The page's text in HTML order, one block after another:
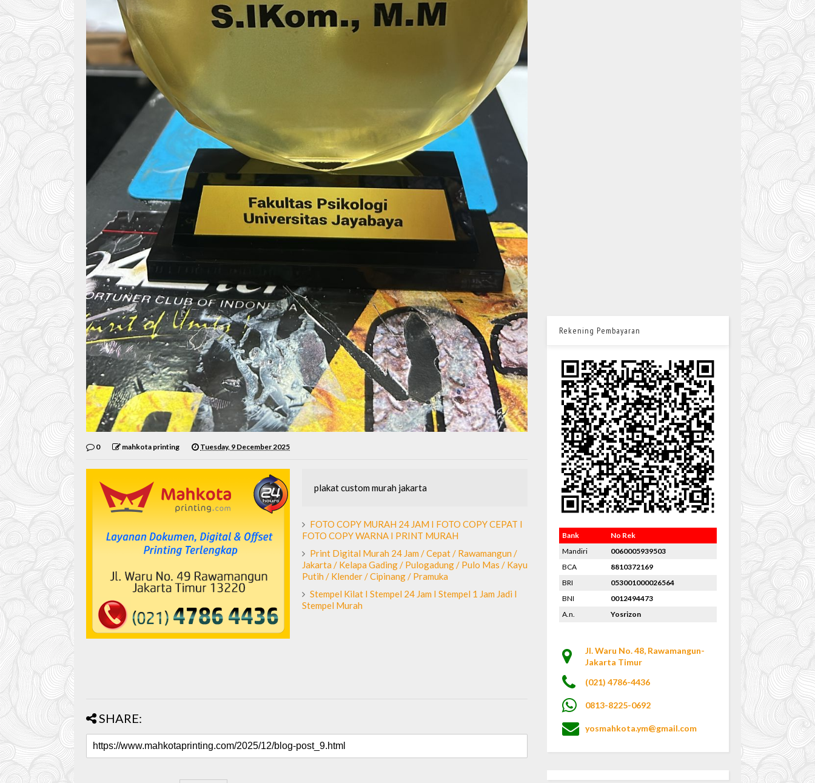
0 mahkota printing Tuesday, 9 December 2025
plakat custom murah jakarta
FOTO COPY MURAH 24 JAM I FOTO COPY CEPAT I
FOTO COPY WARNA I PRINT MURAH
Print Digital Murah 24 Jam / Cepat / Rawamangun /
Jakarta / Kelapa Gading / Pulogadung / Pulo Mas / Kayu
Putih / Klender / Cipinang / Pramuka
Stempel Kilat I Stempel 24 Jam I Stempel 1 Jam Jadi I
Stempel Murah
SHARE:
Rekening Pembayaran
Bank
No Rek
Mandiri
0060005939503
BCA
8810372169
BRI
053001000026564
BNI
0012494473
A.n.
Yosrizon
Jl. Waru No. 48, Rawamangun-
Jakarta Timur
(021) 4786-4436
0813-8225-0692
yosmahkota.ym@gmail.com